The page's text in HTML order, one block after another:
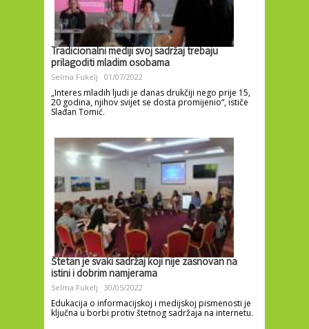
Tradicionalni mediji svoj sadržaj trebaju
prilagoditi mladim osobama
Selma Fukelj 01/07/2022
„Interes mladih ljudi je danas drukčiji nego prije 15,
20 godina, njihov svijet se dosta promijenio“, ističe
Slađan Tomić.
Štetan je svaki sadržaj koji nije zasnovan na
istini i dobrim namjerama
Selma Fukelj 30/05/2022
Edukacija o informacijskoj i medijskoj pismenosti je
ključna u borbi protiv štetnog sadržaja na internetu.